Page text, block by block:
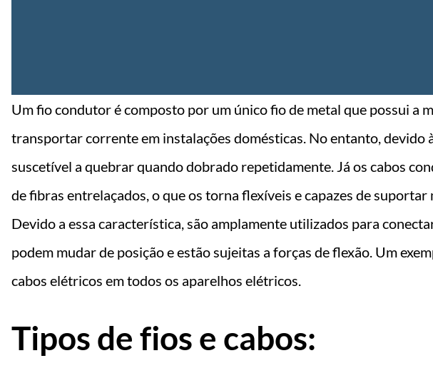
Um fio condutor é composto por um único fio de metal que possui a
transportar corrente em instalações domésticas. No entanto, devido
suscetível a quebrar quando dobrado repetidamente. Já os cabos
de fibras entrelaçados, o que os torna flexíveis e capazes de
Devido a essa característica, são amplamente utilizados para
podem mudar de posição e estão sujeitas a forças de flexão. Um
cabos elétricos em todos os aparelhos elétricos.
Tipos de fios e cabos: